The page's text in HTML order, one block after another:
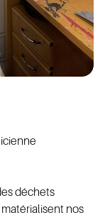
déchets
nos